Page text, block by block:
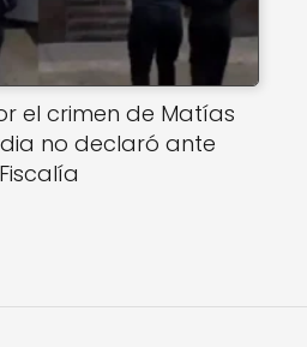
el crimen de Matías
no declaró ante
Fiscalía